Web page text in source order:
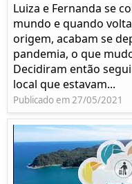
Luiza e Fernanda se
mundo e quando
origem, acabam se
pandemia, o que
Decidiram então
local que estavam...
Publicado em 27/05/2021